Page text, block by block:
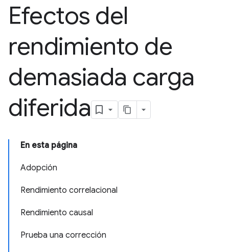
Efectos del
rendimiento de
demasiada carga
diferida
En esta página
Adopción
Rendimiento correlacional
Rendimiento causal
Prueba una corrección